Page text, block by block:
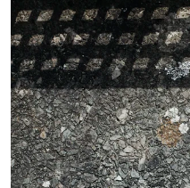
genossenschaft
epaper login